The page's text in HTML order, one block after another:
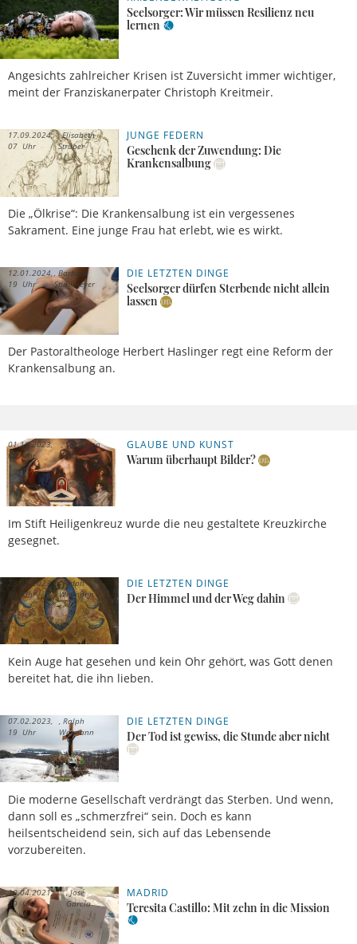
Seelsorger: Wir müssen Resilienz neu
lernen
Angesichts zahlreicher Krisen ist Zuversicht immer wichtiger,
meint der Franziskanerpater Christoph Kreitmeir.
18 Uhr
Hüffer
JUNGE FEDERN
Geschenk der Zuwendung: Die
Krankensalbung
Die „Ölkrise“: Die Krankensalbung ist ein vergessenes
Sakrament. Eine junge Frau hat erlebt, wie es wirkt.
17.09.2024,
07 Uhr
Elisabeth
Strüber
DIE LETZTEN DINGE
Seelsorger dürfen Sterbende nicht allein
lassen
Der Pastoraltheologe Herbert Haslinger regt eine Reform der
Krankensalbung an.
12.01.2024,
19 Uhr
Barbara
Stühlmeyer
GLAUBE UND KUNST
Warum überhaupt Bilder?
Im Stift Heiligenkreuz wurde die neu gestaltete Kreuzkirche
gesegnet.
01.10.2023,
09 Uhr
Sebastian
Moll
DIE LETZTEN DINGE
Der Himmel und der Weg dahin
Kein Auge hat gesehen und kein Ohr gehört, was Gott denen
bereitet hat, die ihn lieben.
28.02.2023,
09 Uhr
Ralph
Weimann
DIE LETZTEN DINGE
Der Tod ist gewiss, die Stunde aber nicht
Die moderne Gesellschaft verdrängt das Sterben. Und wenn,
dann soll es „schmerzfrei“ sein. Doch es kann
heilsentscheidend sein, sich auf das Lebensende
vorzubereiten.
07.02.2023,
19 Uhr
Ralph
Weimann
MADRID
Teresita Castillo: Mit zehn in die Mission
10.04.2021,
09 Uhr
José
García